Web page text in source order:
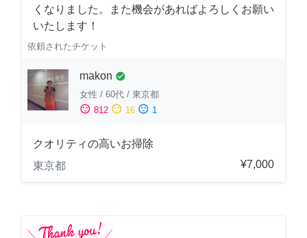
くなりました。また機会があればよろしくお願い
いたします！
依頼されたチケット
makon check_circle
女性 / 60代 / 東京都
sentiment_satisfied 812 sentiment_neutral 16 sentiment_dissatisfied 1
クオリティの高いお掃除
東京都
¥7,000